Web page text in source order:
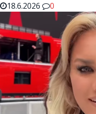
18.6.2026
0